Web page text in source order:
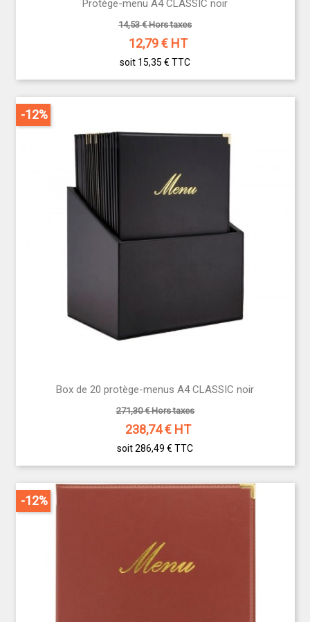
Protège-menu A4 CLASSIC noir
14,53 € Hors taxes
12,79€ HT
soit 15,35 € TTC
Box de 20 protège-menus A4 CLASSIC noir
271,30 € Hors taxes
238,74€ HT
soit 286,49 € TTC
-12%
-12%